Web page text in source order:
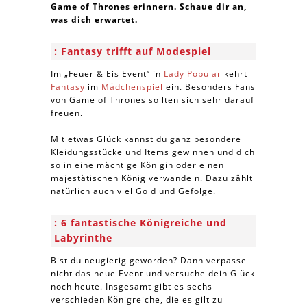
Game of Thrones erinnern. Schaue dir an,
was dich erwartet.
Fantasy trifft auf Modespiel
Im „Feuer & Eis Event“ in Lady Popular kehrt
Fantasy im Mädchenspiel ein. Besonders Fans
von Game of Thrones sollten sich sehr darauf
freuen.
Mit etwas Glück kannst du ganz besondere
Kleidungsstücke und Items gewinnen und dich
so in eine mächtige Königin oder einen
majestätischen König verwandeln. Dazu zählt
natürlich auch viel Gold und Gefolge.
6 fantastische Königreiche und
Labyrinthe
Bist du neugierig geworden? Dann verpasse
nicht das neue Event und versuche dein Glück
noch heute. Insgesamt gibt es sechs
verschieden Königreiche, die es gilt zu